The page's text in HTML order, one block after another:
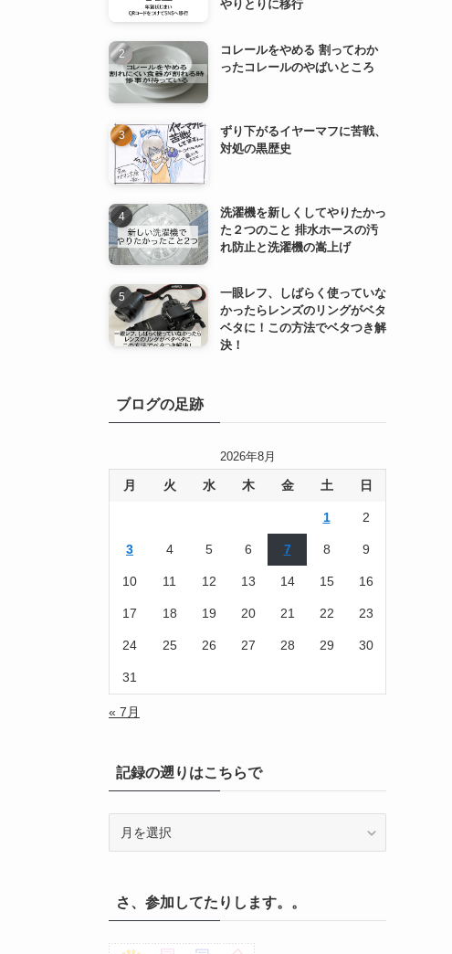
やりとりに移行
コレールをやめる 割ってわか
ったコレールのやばいところ
ずり下がるイヤーマフに苦戦、
対処の黒歴史
洗濯機を新しくしてやりたかっ
た２つのこと 排水ホースの汚
れ防止と洗濯機の嵩上げ
一眼レフ、しばらく使っていな
かったらレンズのリングがベタ
ベタに！この方法でベタつき解
決！
ブログの足跡
2026年8月
月 火 水 木 金 土 日
1 2
3 4 5 6 7 8 9
10 11 12 13 14 15 16
17 18 19 20 21 22 23
24 25 26 27 28 29 30
31
« 7月
記録の遡りはこちらで
り
は
こ
さ、参加してたりします。。